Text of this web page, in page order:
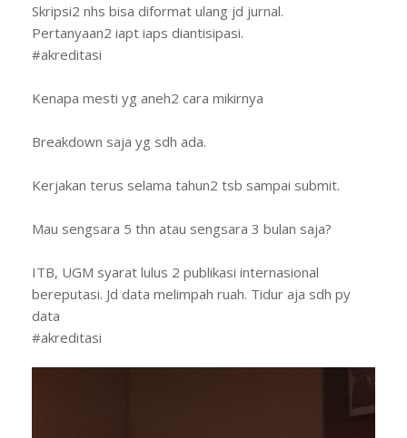
Skripsi2 nhs bisa diformat ulang jd jurnal.
Pertanyaan2 iapt iaps diantisipasi.
#akreditasi
Kenapa mesti yg aneh2 cara mikirnya
Breakdown saja yg sdh ada.
Kerjakan terus selama tahun2 tsb sampai submit.
Mau sengsara 5 thn atau sengsara 3 bulan saja?
ITB, UGM syarat lulus 2 publikasi internasional
bereputasi. Jd data melimpah ruah. Tidur aja sdh py
data
#akreditasi